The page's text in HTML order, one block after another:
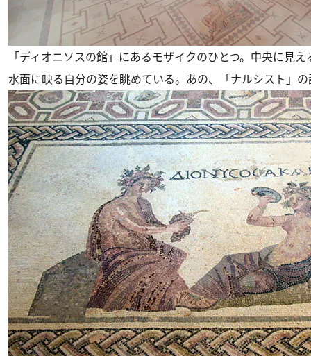
「ディオニソスの館」にあるモザイクのひとつ。中央に見
水面に映る自分の姿を眺めている。あの、「ナルシスト」